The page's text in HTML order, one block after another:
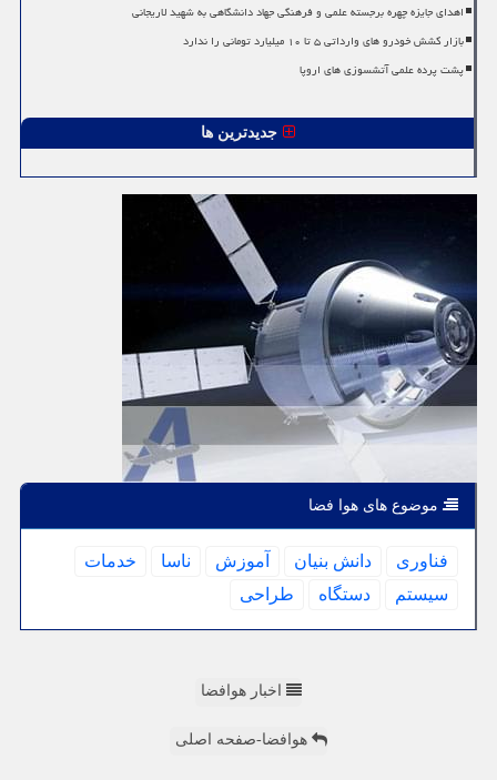
اهدای جایزه چهره برجسته علمی و فرهنگی جهاد دانشگاهی به شهید لاریجانی
بازار کشش خودرو های وارداتی ۵ تا ۱۰ میلیارد تومانی را ندارد
پشت پرده علمی آتشسوزی های اروپا
جدیدترین ها
موضوع های هوا فضا
فناوری دانش بنیان آموزش ناسا
خدمات
سیستم
دستگاه طراحی
اخبار هوافضا
هوافضا-صفحه اصلی